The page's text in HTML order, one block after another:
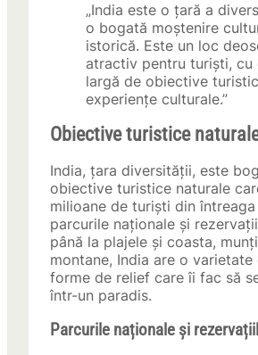
„India este o țară a
o bogată moștenire
istorică. Este un loc
atractiv pentru turiști, cu
largă de obiective
experiențe culturale.”
Obiective turistice
India, țara diversității, este
obiective turistice naturale
milioane de turiști din întreaga
parcurile naționale și
până la plajele și coasta,
montane, India are o varietate
forme de relief care îi fac să
într-un paradis.
Parcurile naționale și